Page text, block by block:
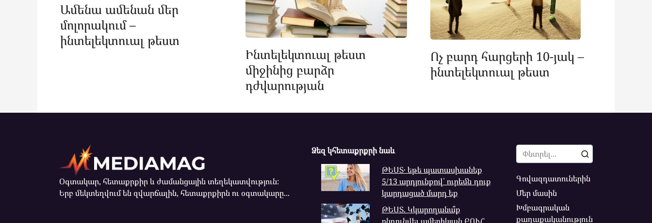
Ամենա ամենան մեր
մոլորակում –
ինտելեկտուալ թեստ
Ինտելեկտուալ թեստ
միջինից բարձր
դժվարության
Ոչ բարդ հարցերի 10-յակ –
ինտելեկտուալ թեստ
Օգտակար, հետաքրքիր և ժամանցային տեղեկատվություն:
Երբ մեկտեղվում են զվարճալին, հետաքրքիրն ու օգտակարը...
Ձեզ կհետաքրքրի նաև
ԹԵՍՏ․ եթե պատասխանեք
5/13 արդյունքով՝ ուրեմն դուք
կարդացած մարդ եք
ԹԵՍՏ. Կկարողանա՞ք
Search
for:
Գովազդատուներին
Մեր մասին
Խմբագրական
քաղաքականություն